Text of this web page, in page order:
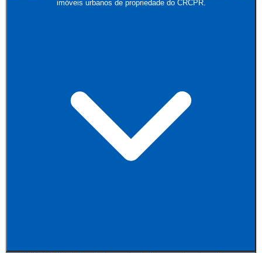
imóveis urbanos de propriedade do CRCPR.